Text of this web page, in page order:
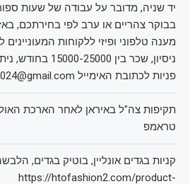
יד שניה, מדובר על עבודה של שעות
בבוקר צהריים או ערב לפי בחירתכם,
ניסיון, שכר בין
פניות לכתובת האימייל allwhatyouneed2024@gmail.com
תקיפות צה"ל באיראן לאחר הארכת
טראמפ
קניות בגדים אונליין, בוטיק בגדים,
https://htofashion2.com/product-